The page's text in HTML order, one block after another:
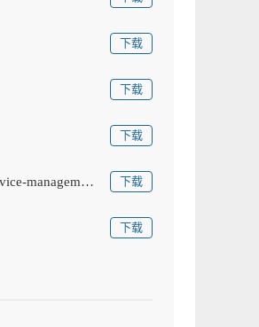
下载
下载
下载
api-ms-win-service-management-l1-1-0.dll 下载
下载